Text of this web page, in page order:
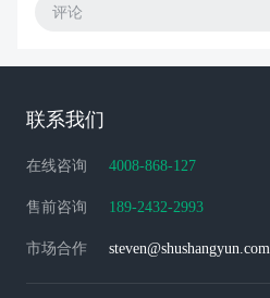
评论
联系我们
在线咨询 4008-868-127
售前咨询 189-2432-2993
市场合作 steven@shushangyun.com